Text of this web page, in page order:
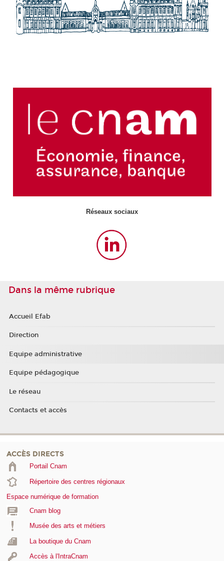
Réseaux sociaux
Dans la même rubrique
Accueil Efab
Direction
Equipe administrative
Equipe pédagogique
Le réseau
Contacts et accès
ACCÈS DIRECTS
Portail Cnam
Répertoire des centres régionaux
Espace numérique de formation
Cnam blog
Musée des arts et métiers
La boutique du Cnam
Accès à l'IntraCnam